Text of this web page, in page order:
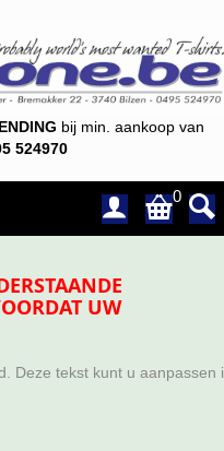
bij min. aankoop van
524970
0
UW
Deze tekst kunt u aanpassen